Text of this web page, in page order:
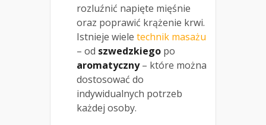
rozluźnić napięte mięśnie
oraz poprawić krążenie krwi.
Istnieje wiele technik masażu
– od szwedzkiego po
aromatyczny– które można
dostosować do
indywidualnych potrzeb
każdej osoby.